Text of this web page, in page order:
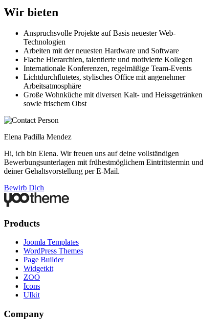
Wir bieten
Anspruchsvolle Projekte auf Basis neuester Web-
Technologien
Arbeiten mit der neuesten Hardware und Software
Flache Hierarchien, talentierte und motivierte Kollegen
Internationale Konferenzen, regelmäßige Team-Events
Lichtdurchflutetes, stylisches Office mit angenehmer
Arbeitsatmosphäre
Große Wohnküche mit diversen Kalt- und Heissgetränken
sowie frischem Obst
Elena Padilla Mendez
Hi, ich bin Elena. Wir freuen uns auf deine vollständigen
Bewerbungsunterlagen mit frühestmöglichem Eintrittstermin und
deiner Gehaltsvorstellung per E-Mail.
Bewirb Dich
Products
Joomla Templates
WordPress Themes
Page Builder
Widgetkit
ZOO
Icons
UIkit
Company